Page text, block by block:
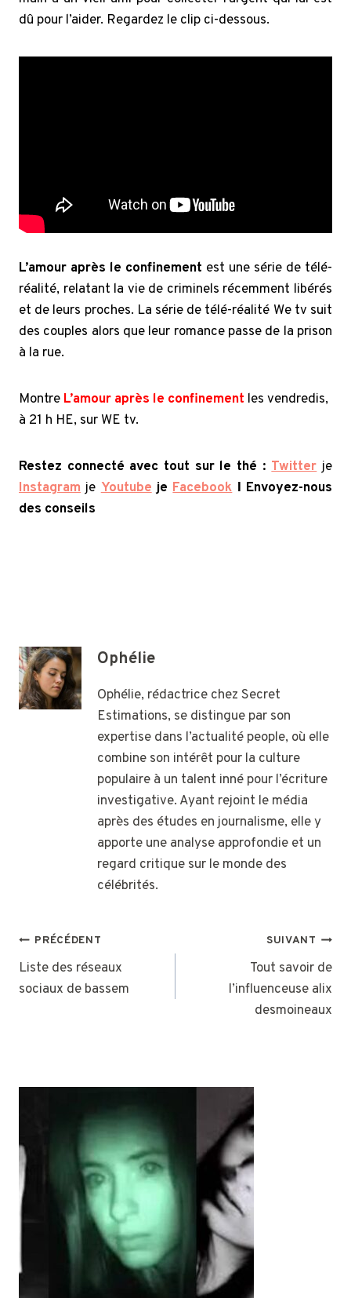
dû pour l’aider. Regardez le clip ci-dessous.
L’amour après le confinement est une série de télé-
réalité, relatant la vie de criminels récemment libérés
et de leurs proches. La série de télé-réalité We tv suit
des couples alors que leur romance passe de la prison
à la rue.
Montre L’amour après le confinement les vendredis,
à 21 h HE, sur WE tv.
Restez connecté avec tout sur le thé : Twitter je
Instagram jeYoutubejeFacebookΙ Envoyez-nous
des conseils
Ophélie
Ophélie, rédactrice chez Secret
Estimations, se distingue par son
expertise dans l’actualité people, où elle
combine son intérêt pour la culture
populaire à un talent inné pour l’écriture
investigative. Ayant rejoint le média
après des études en journalisme, elle y
apporte une analyse approfondie et un
regard critique sur le monde des
célébrités.
NAVIGATION
DE
L’ARTICLE
PRÉCÉDENT
Liste des réseaux
sociaux de bassem
SUIVANT
Tout savoir de
l’influenceuse alix
desmoineaux